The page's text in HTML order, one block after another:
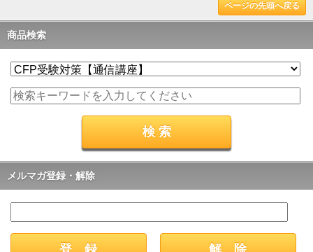
ページの先頭へ戻る
商品検索
メルマガ登録・解除